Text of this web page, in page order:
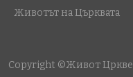
Животът на Църквата
Copyright ©Живот Цркве